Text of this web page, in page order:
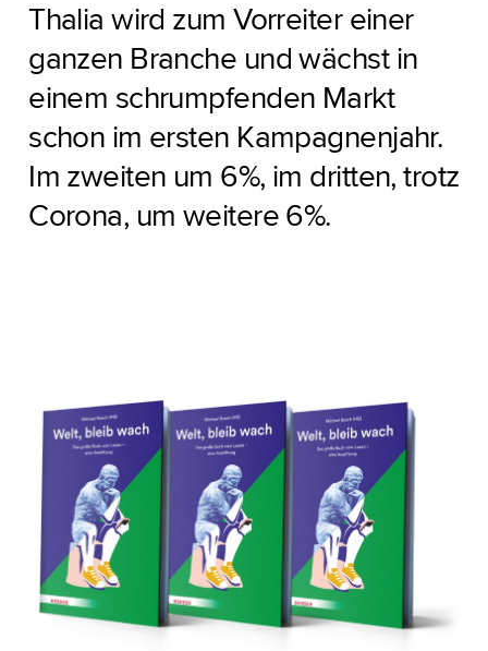
Thalia wird zum Vorreiter einer
ganzen Branche und wächst in
einem schrumpfenden Markt
schon im ersten Kampagnenjahr.
Im zweiten um 6%, im dritten, trotz
Corona, um weitere 6%.